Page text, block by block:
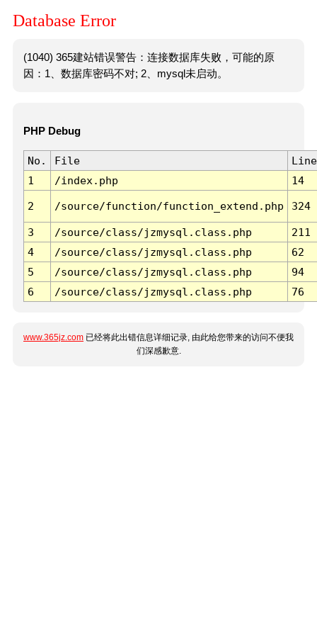
Database Error
(1040) 365建站错误警告：连接数据库失败，可能的原
因：1、数据库密码不对; 2、mysql未启动。
PHP Debug
No. File
Line
1
/index.php 14
2 /source/function/function_extend.php 324
3 /source/class/jzmysql.class.php
211
4
/source/class/jzmysql.class.php
62
5
/source/class/jzmysql.class.php
94
6
/source/class/jzmysql.class.php 76
www.365jz.com 已经将此出错信息详细记录, 由此给您带来的访问不便我
们深感歉意.